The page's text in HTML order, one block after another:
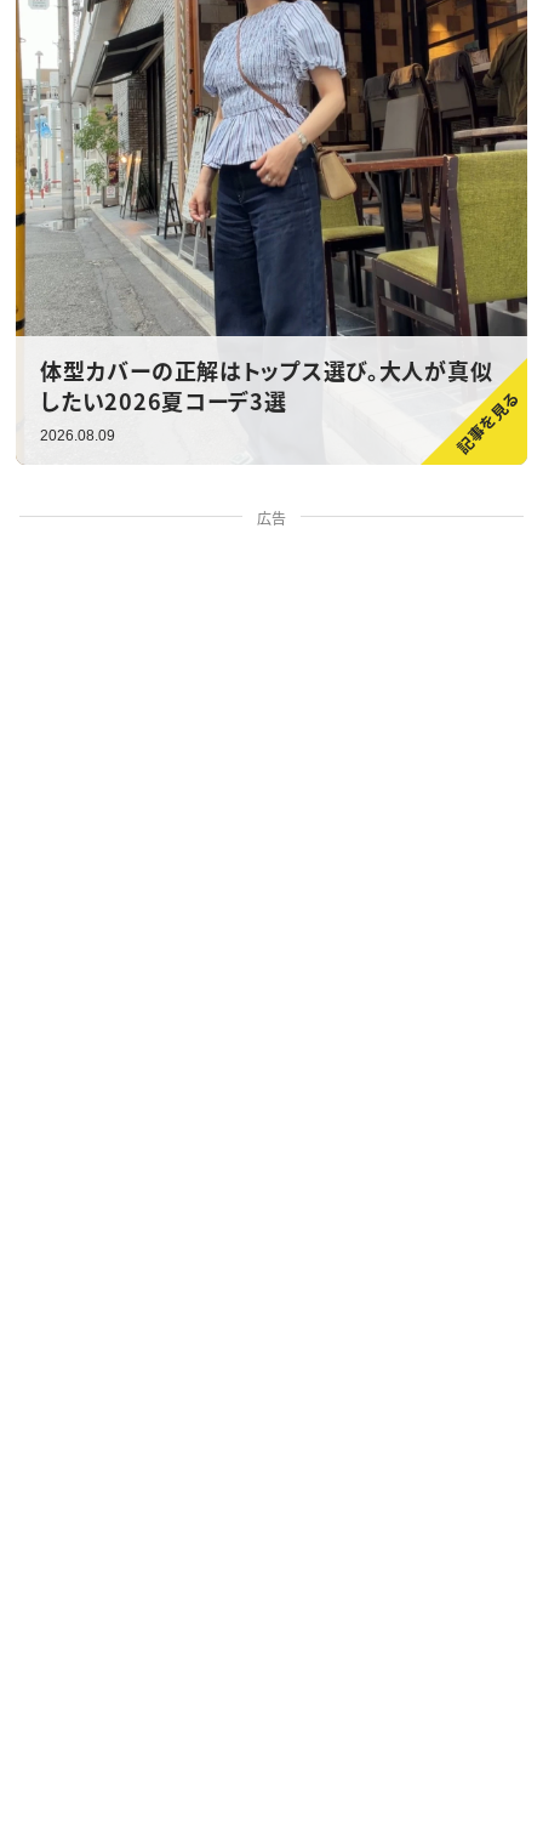
体型カバーの正解はトップス選び。大人が真似
したい2026夏コーデ3選
2026.08.09
広告